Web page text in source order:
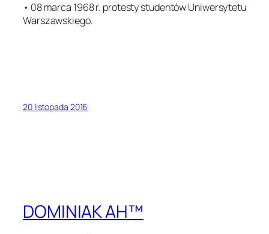
• 08 marca 1968 r. protesty studentów Uniwersytetu
Warszawskiego.
20 listopada 2016
DOMINIAK AH™